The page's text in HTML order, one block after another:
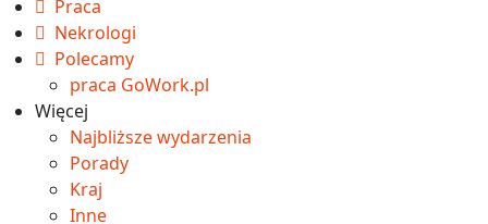
Praca
Nekrologi
Polecamy
praca GoWork.pl
Więcej
Najbliższe wydarzenia
Porady
Kraj
Inne